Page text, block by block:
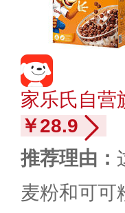
家乐氏自营
￥28.9
推荐理由：
麦粉和可可